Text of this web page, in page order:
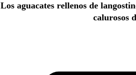
Los aguacates rellenos de
calurosos